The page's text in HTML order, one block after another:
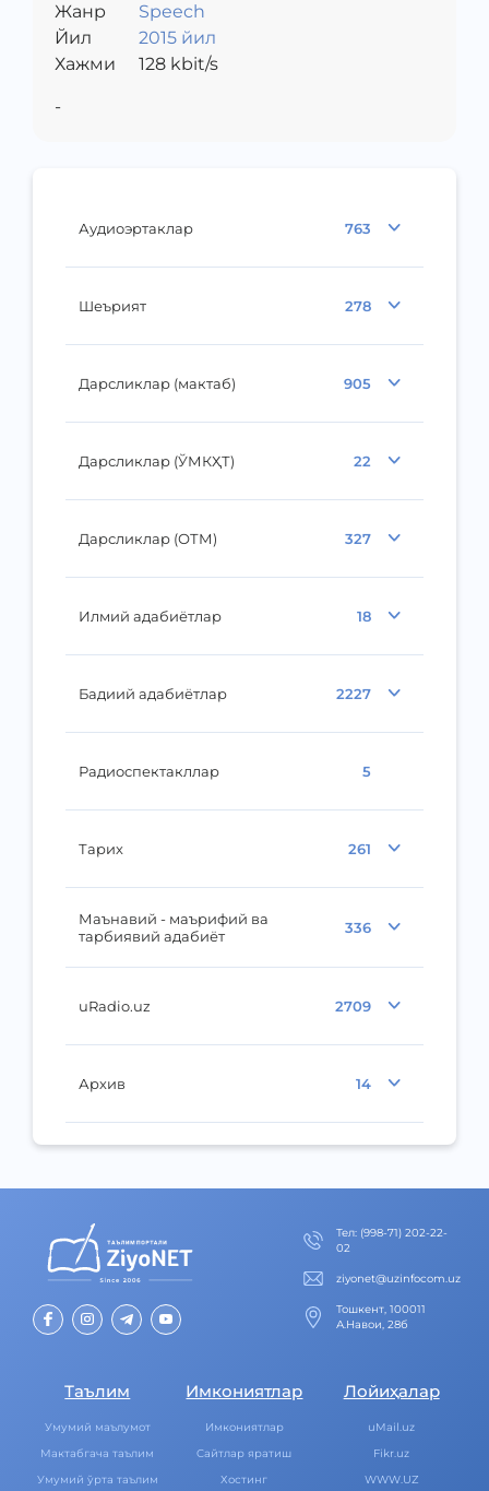
Аудиоэртаклар 763
Шеърият 278
Дарсликлар (мактаб) 905
Дарсликлар (ЎМКҲТ) 22
Дарсликлар (ОТМ) 327
Илмий адабиётлар 18
Бадиий адабиётлар 2227
Радиоспектакллар 5
Тарих 261
Маънавий - маърифий ва
тарбиявий адабиёт
336
uRadio.uz 2709
Архив 14
Жанр
Speech
Йил
2015 йил
Хажми
128kbit/s
-
Тел: (998-71) 202-22-
02
ziyonet@uzinfocom.uz
Тошкент, 100011
А.Навои, 28б
Таълим
Умумий маълумот
Мактабгача таълим
Умумий ўрта таълим
Имкониятлар
Имкониятлар
Cайтлар яратиш
Хостинг
Лойиҳалар
uMail.uz
Fikr.uz
WWW.UZ